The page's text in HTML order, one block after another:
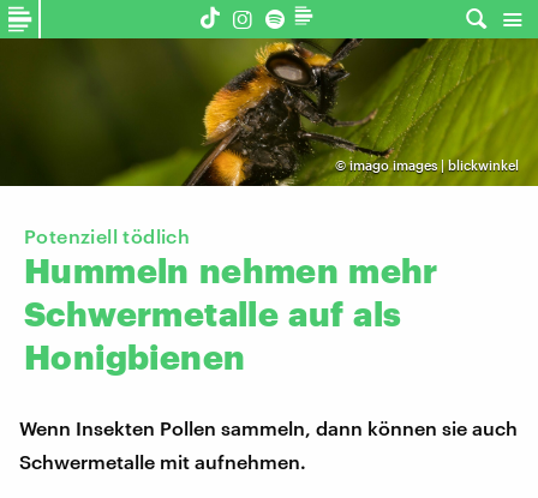
©imago images | blickwinkel
Potenziell tödlich
Hummeln nehmen mehr
Schwermetalle auf als
Honigbienen
Wenn Insekten Pollen sammeln, dann können sie auch
Schwermetalle mit aufnehmen.